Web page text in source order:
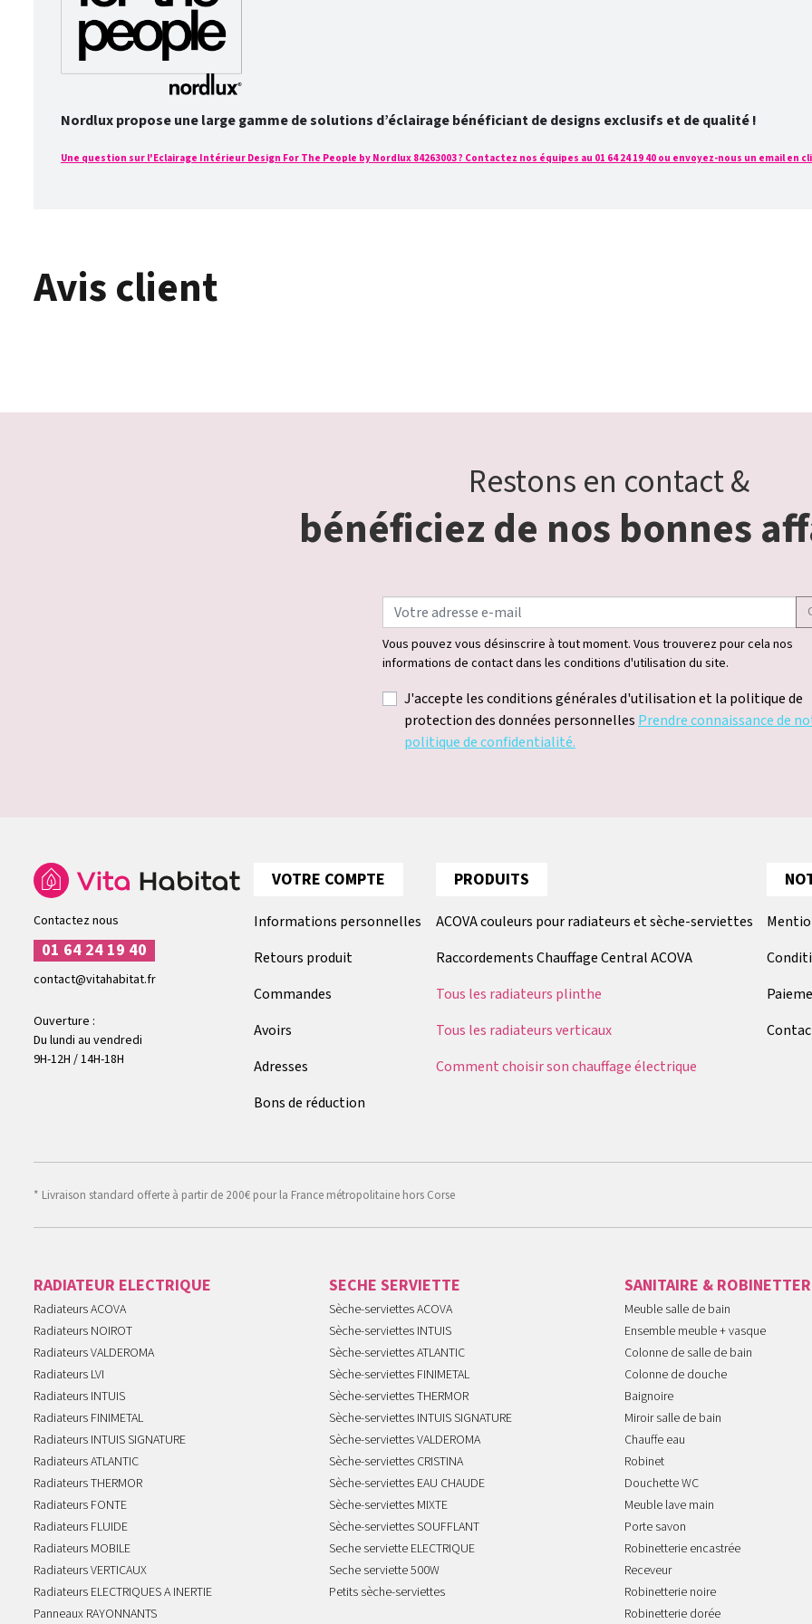
Nordlux propose une large gamme de solutions d’éclairage bénéficiant de designs exclusifs et de qualité !
Une question sur l'Eclairage Intérieur Design For The People by Nordlux 84263003 ? Contactez nos équipes au 01 64 24 19 40 ou envoyez-nous un email en
Avis client
Restons en contact &
bénéficiez de nos bonnes
Vous pouvez vous désinscrire à tout moment. Vous trouverez pour cela nos
informations de contact dans les conditions d'utilisation du site.
J'accepte les conditions générales d'utilisation et la politique de
protection des données personnelles Prendre connaissance de
politique de confidentialité.
Contactez nous
01 64 24 19 40
contact@vitahabitat.fr
Ouverture :
Du lundi au vendredi
9H-12H / 14H-18H
VOTRE COMPTE
Informations personnelles
Retours produit
Commandes
Avoirs
Adresses
Bons de réduction
PRODUITS
ACOVA couleurs pour radiateurs et sèche-serviettes
Raccordements Chauffage Central ACOVA
Tous les radiateurs plinthe
Tous les radiateurs verticaux
Comment choisir son chauffage électrique
* Livraison standard offerte à partir de 200€ pour la France métropolitaine hors Corse
RADIATEUR ELECTRIQUE
Radiateurs ACOVA
Radiateurs NOIROT
Radiateurs VALDEROMA
Radiateurs LVI
Radiateurs INTUIS
Radiateurs FINIMETAL
Radiateurs INTUIS SIGNATURE
Radiateurs ATLANTIC
Radiateurs THERMOR
Radiateurs FONTE
Radiateurs FLUIDE
Radiateurs MOBILE
Radiateurs VERTICAUX
Radiateurs ELECTRIQUES A INERTIE
Panneaux RAYONNANTS
SECHE SERVIETTE
Sèche-serviettes ACOVA
Sèche-serviettes INTUIS
Sèche-serviettes ATLANTIC
Sèche-serviettes FINIMETAL
Sèche-serviettes THERMOR
Sèche-serviettes INTUIS SIGNATURE
Sèche-serviettes VALDEROMA
Sèche-serviettes CRISTINA
Sèche-serviettes EAU CHAUDE
Sèche-serviettes MIXTE
Sèche-serviettes SOUFFLANT
Seche serviette ELECTRIQUE
Seche serviette 500W
Petits sèche-serviettes
SANITAIRE &
Meuble salle de bain
Ensemble meuble + vasque
Colonne de salle de bain
Colonne de douche
Baignoire
Miroir salle de bain
Chauffe eau
Robinet
Douchette WC
Meuble lave main
Porte savon
Robinetterie encastrée
Receveur
Robinetterie noire
Robinetterie dorée